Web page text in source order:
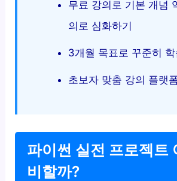
무료 강의로 기본 개념
의로 심화하기
3개월 목표로 꾸준히
초보자 맞춤 강의 플랫
파이썬 실전 프로젝트
비할까?